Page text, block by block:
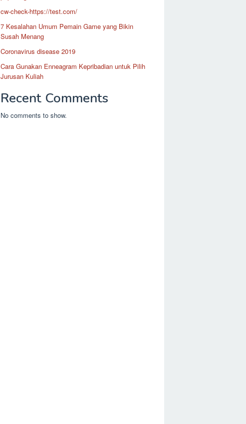
cw-check-https://test.com/
7 Kesalahan Umum Pemain Game yang Bikin
Susah Menang
Coronavirus disease 2019
Cara Gunakan Enneagram Kepribadian untuk Pilih
Jurusan Kuliah
Recent Comments
No comments to show.